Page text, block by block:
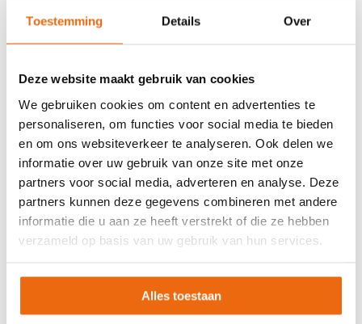
Toestemming Details Over
Deze website maakt gebruik van cookies
We gebruiken cookies om content en advertenties te
personaliseren, om functies voor social media te bieden
en om ons websiteverkeer te analyseren. Ook delen we
informatie over uw gebruik van onze site met onze
partners voor social media, adverteren en analyse. Deze
partners kunnen deze gegevens combineren met andere
informatie die u aan ze heeft verstrekt of die ze hebben
verzameld op basis van uw gebruik van hun services.
Alles toestaan
Beton laten storten in
Veendam?
gewenste locatie in Veendam? Betoncentraal is de
ideale partner voor alles met betrekking tot beton. Neem